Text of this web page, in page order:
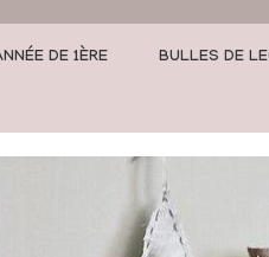
DE 1ÈRE BULLES DE